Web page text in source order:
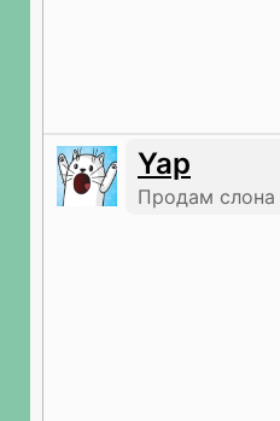
Yap
Продам